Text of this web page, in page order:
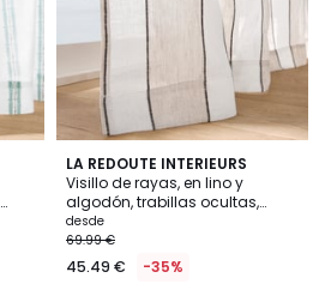
LA REDOUTE INTERIEURS
Visillo de rayas, en lino y
algodón, trabillas ocultas,
AVORI
desde
69.99 €
45.49 € -35%